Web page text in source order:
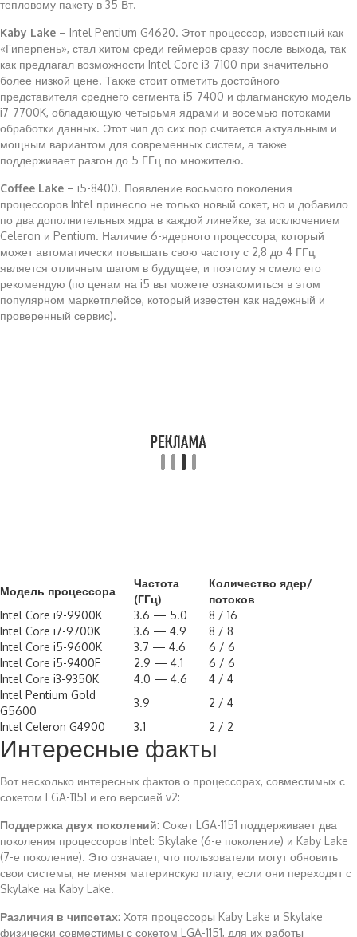
тепловому пакету в 35 Вт.
Kaby Lake – Intel Pentium G4620. Этот процессор, известный как
«Гиперпень», стал хитом среди геймеров сразу после выхода, так
как предлагал возможности Intel Core i3-7100 при значительно
более низкой цене. Также стоит отметить достойного
представителя среднего сегмента i5-7400 и флагманскую модель
i7-7700K, обладающую четырьмя ядрами и восемью потоками
обработки данных. Этот чип до сих пор считается актуальным и
мощным вариантом для современных систем, а также
поддерживает разгон до 5 ГГц по множителю.
Coffee Lake – i5-8400. Появление восьмого поколения
процессоров Intel принесло не только новый сокет, но и добавило
по два дополнительных ядра в каждой линейке, за исключением
Celeron и Pentium. Наличие 6-ядерного процессора, который
может автоматически повышать свою частоту с 2,8 до 4 ГГц,
является отличным шагом в будущее, и поэтому я смело его
рекомендую (по ценам на i5 вы можете ознакомиться в этом
популярном маркетплейсе, который известен как надежный и
проверенный сервис).
Модель процессора
Частота
(ГГц)
Количество ядер/
потоков
Intel Core i9-9900K
3.6 — 5.0
8 / 16
Intel Core i7-9700K
3.6 — 4.9
8 / 8
Intel Core i5-9600K
3.7 — 4.6
6 / 6
Intel Core i5-9400F
2.9 — 4.1
6 / 6
Intel Core i3-9350K
4.0 — 4.6
4 / 4
Intel Pentium Gold
G5600
3.9
2 / 4
Intel Celeron G4900
3.1 2 / 2
Интересные факты
Вот несколько интересных фактов о процессорах, совместимых с
сокетом LGA-1151 и его версией v2:
Поддержка двух поколений: Сокет LGA-1151 поддерживает два
поколения процессоров Intel: Skylake (6-е поколение) и Kaby Lake
(7-е поколение). Это означает, что пользователи могут обновить
свои системы, не меняя материнскую плату, если они переходят с
Skylake на Kaby Lake.
Различия в чипсетах: Хотя процессоры Kaby Lake и Skylake
физически совместимы с сокетом LGA-1151, для их работы